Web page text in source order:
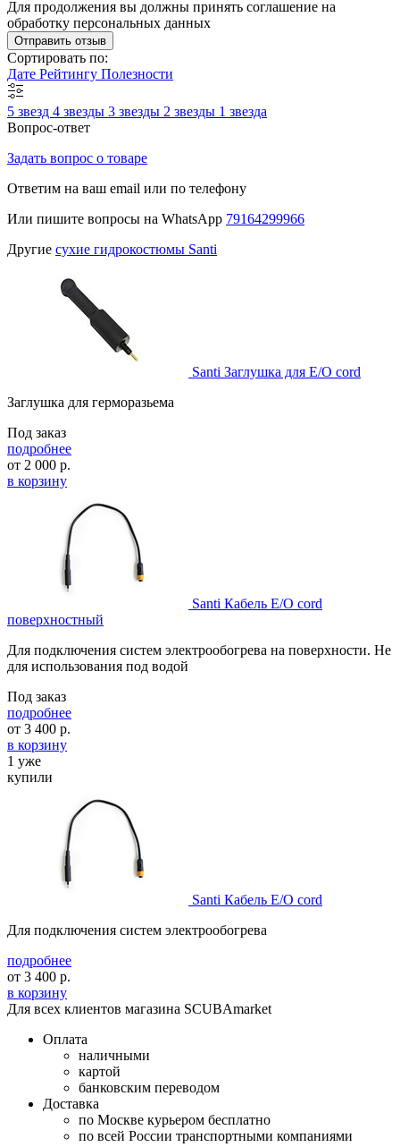
Для продолжения вы должны принять соглашение на
обработку персональных данных
Отправить отзыв
Сортировать по:
Дате Рейтингу Полезности
5 звезд 4 звезды 3 звезды 2 звезды 1 звезда
Вопрос-ответ
Задать вопрос о товаре
Ответим на ваш email или по телефону
Или пишите вопросы на WhatsApp 79164299966
Другие сухие гидрокостюмы Santi
Santi Заглушка для E/O cord
Заглушка для герморазьема
Под заказ
подробнее
от 2 000 р.
в корзину
Santi Кабель E/O cord
поверхностный
Для подключения систем электрообогрева на поверхности. Не
для использования под водой
Под заказ
подробнее
от 3 400 р.
в корзину
1 уже
купили
Santi Кабель E/O cord
Для подключения систем электрообогрева
подробнее
от 3 400 р.
в корзину
Для всех клиентов магазина SCUBAmarket
Оплата
наличными
картой
банковским переводом
Доставка
по Москве курьером бесплатно
по всей России транспортными компаниями